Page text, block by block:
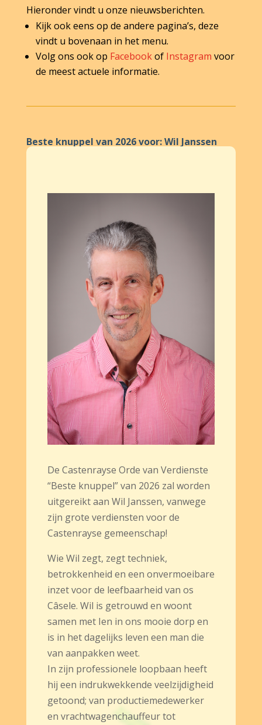
Hieronder vindt u onze nieuwsberichten.
Kijk ook eens op de andere pagina’s, deze
vindt u bovenaan in het menu.
Volg ons ook op Facebookof Instagram voor
de meest actuele informatie.
Beste knuppel van 2026 voor: Wil Janssen
De Castenrayse Orde van Verdienste
“Beste knuppel” van 2026 zal worden
uitgereikt aan Wil Janssen, vanwege
zijn grote verdiensten voor de
Castenrayse gemeenschap!
Wie Wil zegt, zegt techniek,
betrokkenheid en een onvermoeibare
inzet voor de leefbaarheid van os
Câsele. Wil is getrouwd en woont
samen met Ien in ons mooie dorp en
is in het dagelijks leven een man die
van aanpakken weet.
In zijn professionele loopbaan heeft
hij een indrukwekkende veelzijdigheid
getoond; van productiemedewerker
en vrachtwagenchauffeur tot